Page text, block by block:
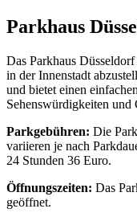
Parkhaus
Das Parkhaus
in der Innenstadt
und bietet einen
Sehenswürdigkeiten und
Parkgebühren: Die
variieren je nach
24 Stunden 36 Euro.
Öffnungszeiten: Das
geöffnet.